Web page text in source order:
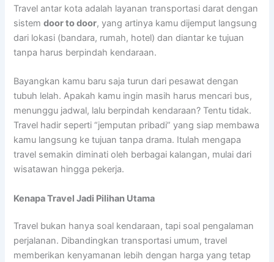
Travel antar kota adalah layanan transportasi darat dengan
sistemdoor to door, yang artinya kamu dijemput langsung
dari lokasi (bandara, rumah, hotel) dan diantar ke tujuan
tanpa harus berpindah kendaraan.
Bayangkan kamu baru saja turun dari pesawat dengan
tubuh lelah. Apakah kamu ingin masih harus mencari bus,
menunggu jadwal, lalu berpindah kendaraan? Tentu tidak.
Travel hadir seperti “jemputan pribadi” yang siap membawa
kamu langsung ke tujuan tanpa drama. Itulah mengapa
travel semakin diminati oleh berbagai kalangan, mulai dari
wisatawan hingga pekerja.
Kenapa Travel Jadi Pilihan Utama
Travel bukan hanya soal kendaraan, tapi soal pengalaman
perjalanan. Dibandingkan transportasi umum, travel
memberikan kenyamanan lebih dengan harga yang tetap